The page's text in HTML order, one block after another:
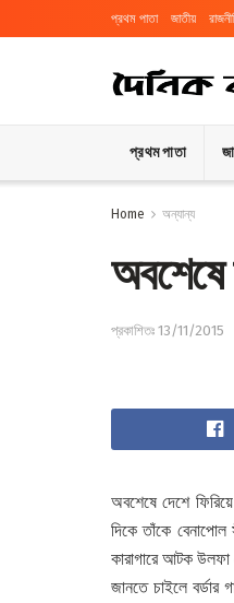
প্রথম পাতা জাতীয়
প্রথম পাতা
Home অন্যান্য
অবশেষে
প্রকাশিতঃ 13/11/2015
অবশেষে দেশে
দিকে তাঁকে বেনাপোল
কারাগারে আটক উলফা
জানতে চাইলে বর্ডার